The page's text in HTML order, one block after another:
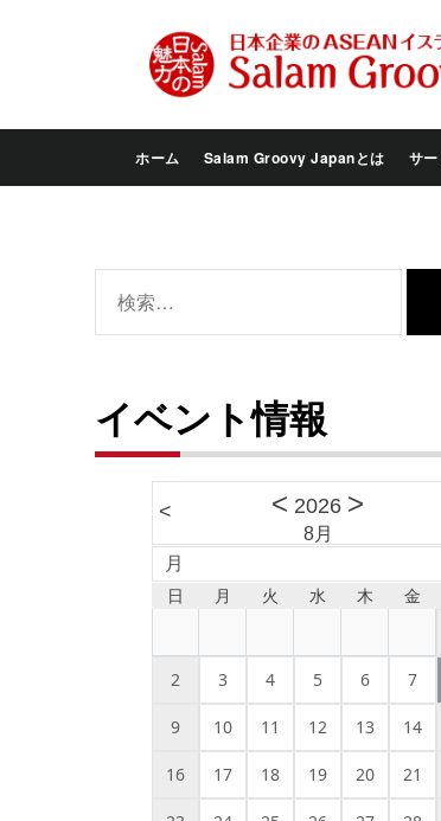
ホーム Salam Groovy Japanとは サ
索:
イベント情報
< < 2026 >
8月
月
日 月 火 水 木 金
2 3 4 5 6 7
9 10 11 12 13 14
16 17 18 19 20 21